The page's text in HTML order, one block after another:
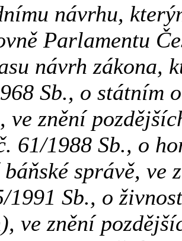
návrhu,
Parlamentu
návrh zákona,
Sb., o státním
ve znění
61/1988 Sb., o
správě, ve
1991 Sb., o
ve znění